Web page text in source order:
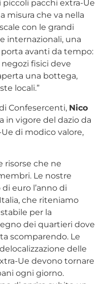
piccoli pacchi extra-Ue
misura che va nella
con le grandi
internazionali, una
avanti da tempo:
fisici deve
una bottega,
locali.”
Confesercenti, Nico
in vigore del dazio da
di modico valore,
risorse che ne
Le nostre
euro l’anno di
che riteniamo
per la
dei quartieri dove
scomparendo. Le
delle
Ue devono tornare
ogni giorno.